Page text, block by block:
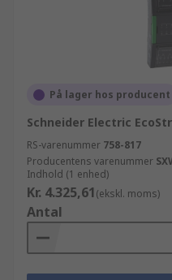
På lager hos producent
Schneider Electric
RS-varenummer 758-817
Producentens varenummer
Indhold (1 enhed)
Kr. 4.325,61(ekskl. moms)
Antal